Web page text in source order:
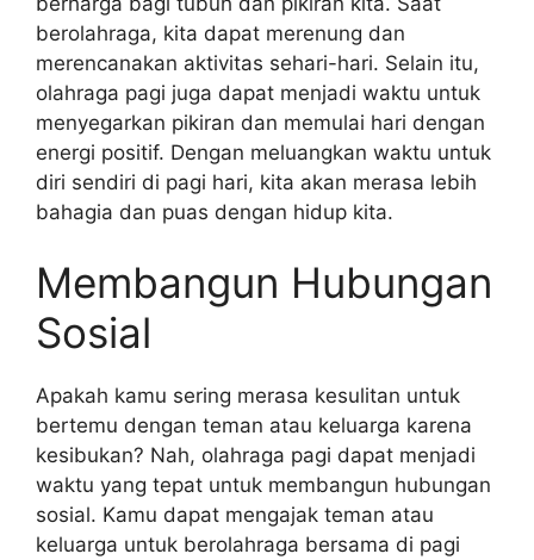
berolahraga, kita dapat merenung dan
merencanakan aktivitas sehari-hari. Selain itu,
olahraga pagi juga dapat menjadi waktu untuk
menyegarkan pikiran dan memulai hari dengan
energi positif. Dengan meluangkan waktu untuk
diri sendiri di pagi hari, kita akan merasa lebih
bahagia dan puas dengan hidup kita.
Membangun Hubungan
Sosial
Apakah kamu sering merasa kesulitan untuk
bertemu dengan teman atau keluarga karena
kesibukan? Nah, olahraga pagi dapat menjadi
waktu yang tepat untuk membangun hubungan
sosial. Kamu dapat mengajak teman atau
keluarga untuk berolahraga bersama di pagi